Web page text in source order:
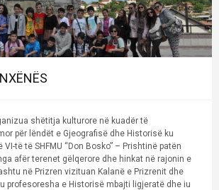
shëtitja kulturore në kuadër të
për lëndët e Gjeografisë dhe Historisë ku
të të SHFMU “Don Bosko” – Prishtinë patën
afër terenet gëlqerore dhe hinkat në rajonin e
në Prizren vizituan Kalanë e Prizrenit dhe
profesoresha e Historisë mbajti ligjeratë dhe iu